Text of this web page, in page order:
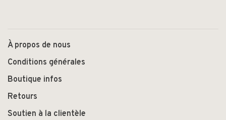
À propos de nous
Conditions générales
Boutique infos
Retours
Soutien à la clientèle